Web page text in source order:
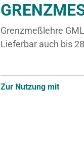
Grenzmeßlehre
Lieferbar auch bis
Zur Nutzung mit